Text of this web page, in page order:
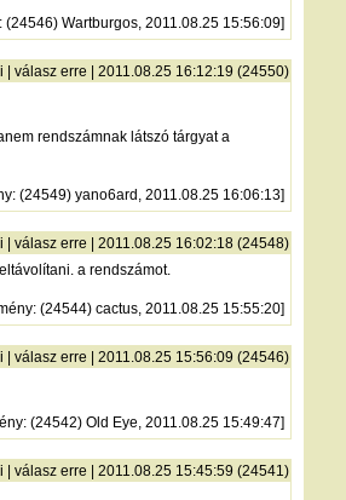
: (24546) Wartburgos, 2011.08.25 15:56:09]
válasz erre | 2011.08.25 16:12:19 (24550)
rendszámnak látszó tárgyat a
: (24549) yano6ard, 2011.08.25 16:06:13]
válasz erre | 2011.08.25 16:02:18 (24548)
a rendszámot.
: (24544) cactus, 2011.08.25 15:55:20]
válasz erre | 2011.08.25 15:56:09 (24546)
: (24542) Old Eye, 2011.08.25 15:49:47]
válasz erre | 2011.08.25 15:45:59 (24541)